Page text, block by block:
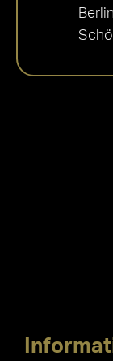
Berlin